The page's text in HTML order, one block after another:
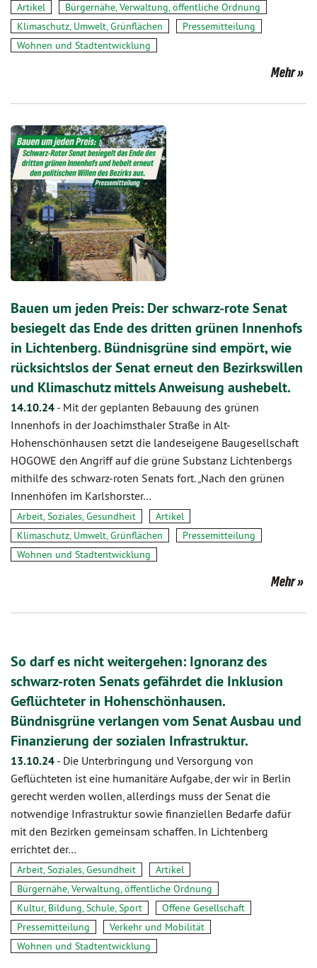
Artikel
Bürgernähe, Verwaltung, öffentliche Ordnung
Klimaschutz, Umwelt, Grünflächen
Pressemitteilung
Wohnen und Stadtentwicklung
Mehr
Bauen um jeden Preis: Der schwarz-rote Senat
besiegelt das Ende des dritten grünen Innenhofs
in Lichtenberg. Bündnisgrüne sind empört, wie
rücksichtslos der Senat erneut den Bezirkswillen
und Klimaschutz mittels Anweisung aushebelt.
14.10.24 - Mit der geplanten Bebauung des grünen
Innenhofs in der Joachimsthaler Straße in Alt-
Hohenschönhausen setzt die landeseigene Baugesellschaft
HOGOWE den Angriff auf die grüne Substanz Lichtenbergs
mithilfe des schwarz-roten Senats fort. „Nach den grünen
Innenhöfen im Karlshorster…
Arbeit, Soziales, Gesundheit
Artikel
Klimaschutz, Umwelt, Grünflächen
Pressemitteilung
Wohnen und Stadtentwicklung
Mehr
So darf es nicht weitergehen: Ignoranz des
schwarz-roten Senats gefährdet die Inklusion
Geflüchteter in Hohenschönhausen.
Bündnisgrüne verlangen vom Senat Ausbau und
Finanzierung der sozialen Infrastruktur.
13.10.24 - Die Unterbringung und Versorgung von
Geflüchteten ist eine humanitäre Aufgabe, der wir in Berlin
gerecht werden wollen, allerdings muss der Senat die
notwendige Infrastruktur sowie finanziellen Bedarfe dafür
mit den Bezirken gemeinsam schaffen. In Lichtenberg
errichtet der…
Arbeit, Soziales, Gesundheit
Artikel
Bürgernähe, Verwaltung, öffentliche Ordnung
Kultur, Bildung, Schule, Sport
Offene Gesellschaft
Pressemitteilung
Verkehr und Mobilität
Wohnen und Stadtentwicklung